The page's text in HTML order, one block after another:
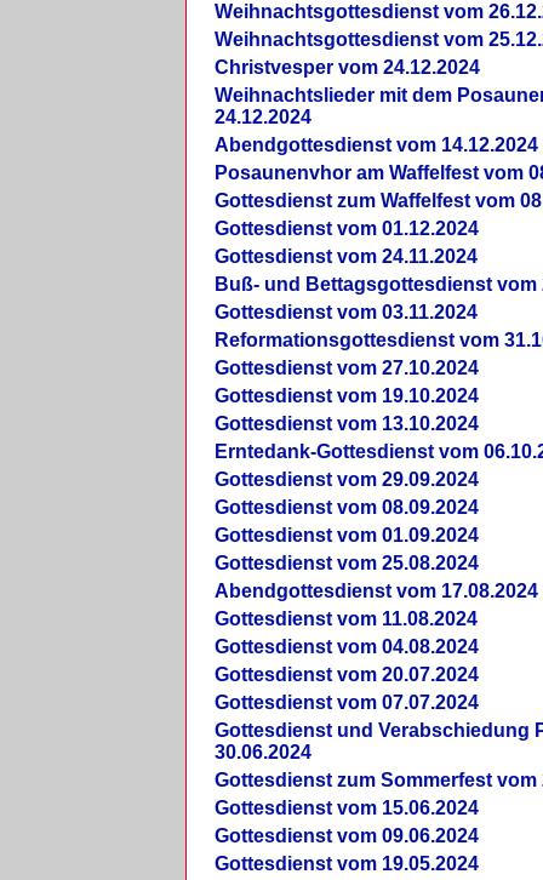
Weihnachtsgottesdienst vom
Weihnachtsgottesdienst vom
Christvesper vom 24.12.2024
Weihnachtslieder mit dem
24.12.2024
Abendgottesdienst vom 14.12.2024
Posaunenvhor am Waffelfest vom
Gottesdienst zum Waffelfest vom
Gottesdienst vom 01.12.2024
Gottesdienst vom 24.11.2024
Buß- und Bettagsgottesdienst vom
Gottesdienst vom 03.11.2024
Reformationsgottesdienst vom
Gottesdienst vom 27.10.2024
Gottesdienst vom 19.10.2024
Gottesdienst vom 13.10.2024
Erntedank-Gottesdienst vom
Gottesdienst vom 29.09.2024
Gottesdienst vom 08.09.2024
Gottesdienst vom 01.09.2024
Gottesdienst vom 25.08.2024
Abendgottesdienst vom 17.08.2024
Gottesdienst vom 11.08.2024
Gottesdienst vom 04.08.2024
Gottesdienst vom 20.07.2024
Gottesdienst vom 07.07.2024
Gottesdienst und Verabschiedung
30.06.2024
Gottesdienst zum Sommerfest vom
Gottesdienst vom 15.06.2024
Gottesdienst vom 09.06.2024
Gottesdienst vom 19.05.2024